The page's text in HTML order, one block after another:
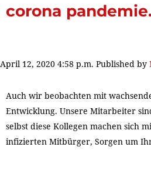
corona pandemie.
April 12, 2020 4:58 p.m. Published by
Auch wir beobachten mit
Entwicklung. Unsere Mitarbeiter
selbst diese Kollegen machen sich
infizierten Mitbürger, Sorgen um